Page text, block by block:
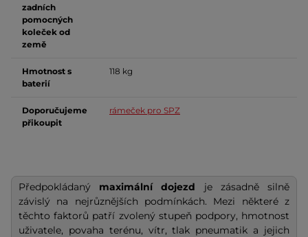
zadních
pomocných
koleček od
země
Hmotnost s
baterií
118 kg
Doporučujeme
přikoupit
rámeček pro SPZ
Předpokládaný maximální dojezd je zásadně silně
závislý na nejrůznějších podmínkách. Mezi některé z
těchto faktorů patří zvolený stupeň podpory, hmotnost
uživatele, povaha terénu, vítr, tlak pneumatik a jejich